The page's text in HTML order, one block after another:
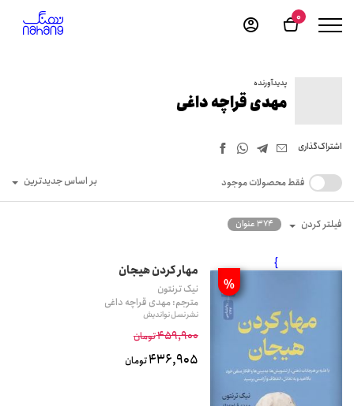
0
پدیدآورنده
مهدی قراچه داغی
اشتراک‌گذاری
فقط محصولات موجود بر اساس جدیدترین
فیلتر کردن 374 عنوان
}
%
مهار کردن هیجان
نیک ترنتون
مترجم: مهدی قراچه داغی
نشر نسل نواندیش
459,900تومان
436,905تومان